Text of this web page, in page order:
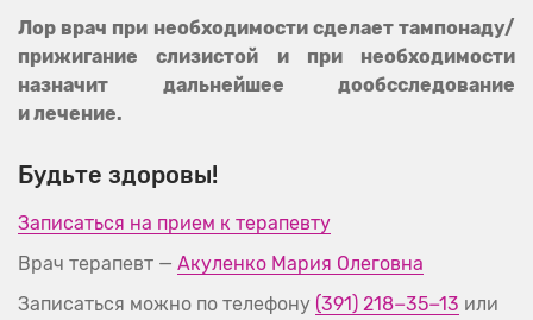
Лор врач при необходимости сделает тампонаду/
прижигание слизистой и при необходимости
назначит дальнейшее дообсследование
и лечение.
Будьте здоровы!
Записаться на прием к терапевту
Врач терапевт — Акуленко Мария Олеговна
Записаться можно по телефону (391) 218−35−13 или